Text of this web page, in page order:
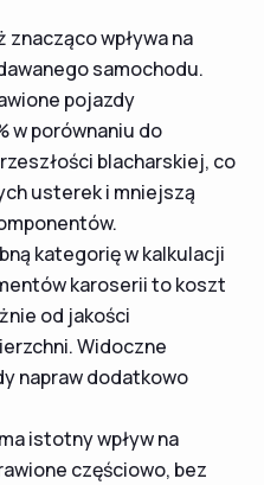
znacząco wpływa na
samochodu.
pojazdy
w porównaniu do
blacharskiej, co
usterek i mniejszą
kategorię w kalkulacji
karoserii to koszt
od jakości
Widoczne
napraw dodatkowo
ma istotny wpływ na
częściowo, bez